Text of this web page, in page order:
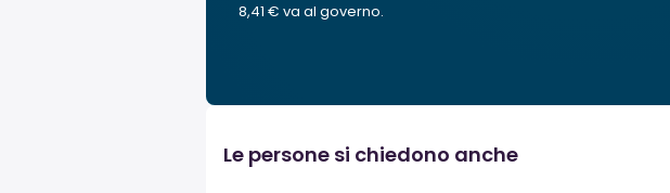
8,41 € va al governo.
Le persone si chiedono anche